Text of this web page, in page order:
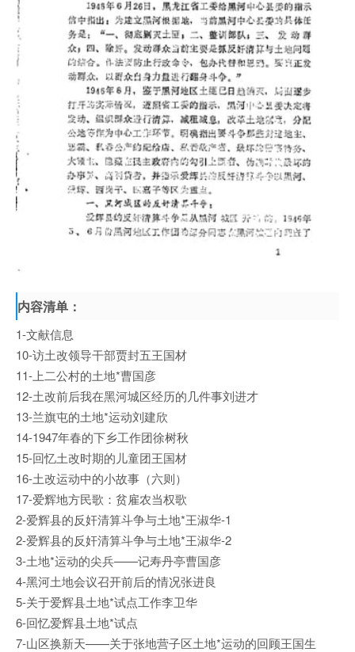
内容清单：
1-文献信息
10-访土改领导干部贾封五王国材
11-上二公村的土地*曹国彦
12-土改前后我在黑河城区经历的几件事刘进才
13-兰旗屯的土地*运动刘建欣
14-1947年春的下乡工作团徐树秋
15-回忆土改时期的儿童团王国材
16-土改运动中的小故事（六则）
17-爱辉地方民歌：贫雇农当权歌
2-爱辉县的反奸清算斗争与土地*王淑华-1
2-爱辉县的反奸清算斗争与土地*王淑华-2
3-土地*运动的尖兵——记寿丹亭曹国彦
4-黑河土地会议召开前后的情况张进良
5-关于爱辉县土地*试点工作李卫华
6-回忆爱辉县土地*试点
7-山区换新天——关于张地营子区土地*运动的回顾王国生